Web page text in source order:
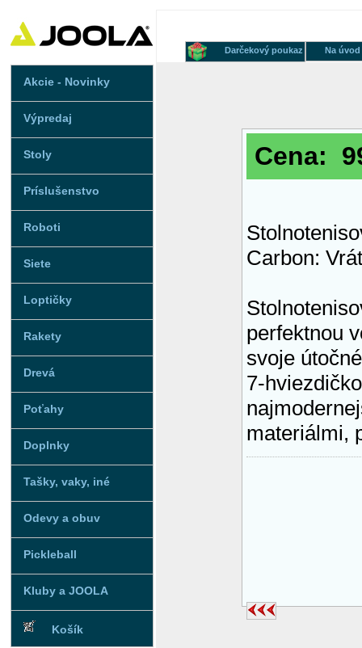
Akcie - Novinky
Výpredaj
Stoly
Príslušenstvo
Roboti
Siete
Loptičky
Rakety
Drevá
Poťahy
Doplnky
Tašky, vaky, iné
Odevy a obuv
Pickleball
Kluby a JOOLA
Košík
Na úvod
Darčekový poukaz
Cena:
Carbon:
perfektnou
svoje
7-
materiálmi,